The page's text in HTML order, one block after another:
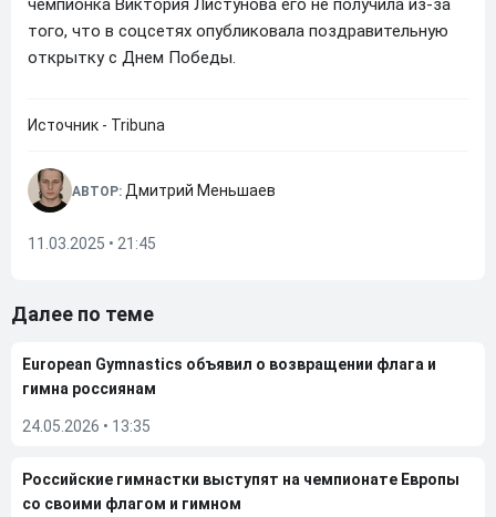
чемпионка Виктория Листунова его не получила из-за
того, что в соцсетях опубликовала поздравительную
открытку с Днем Победы.
Источник - Tribuna
АВТОР: Дмитрий Меньшаев
11.03.2025 • 21:45
Далее по теме
European Gymnastics объявил о возвращении флага и
гимна россиянам
24.05.2026 • 13:35
Российские гимнастки выступят на чемпионате Европы
со своими флагом и гимном